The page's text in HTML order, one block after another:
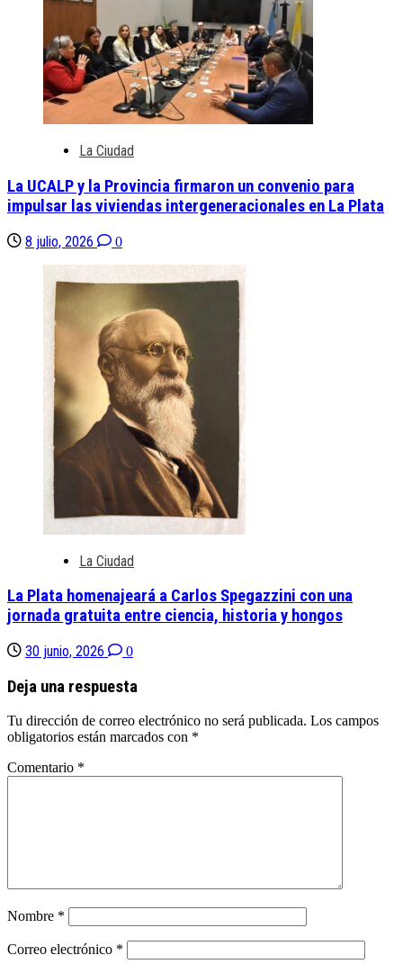
La Ciudad
La UCALP y la Provincia firmaron un convenio para
impulsar las viviendas intergeneracionales en La Plata
8 julio, 2026 0
La Ciudad
La Plata homenajeará a Carlos Spegazzini con una
jornada gratuita entre ciencia, historia y hongos
30 junio, 2026 0
Deja una respuesta
Tu dirección de correo electrónico no será publicada. Los campos
obligatorios están marcados con *
Comentario *
Nombre *
Correo electrónico *